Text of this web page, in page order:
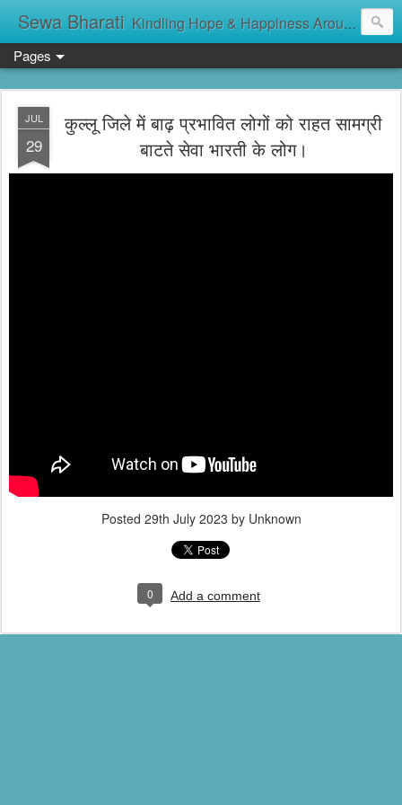
Sewa Bharati Kindling Hope & Happiness Around सेवा भारती சேவாபாரதி సేవా భారతి സേവാഭാരതി સેવા ભારતી সেবা ভাঁরাটি
Pages
JUL
29
कुल्लू जिले में बाढ़ प्रभावित लोगों को राहत सामग्री
बाटते सेवा भारती के लोग।
Posted 29th July 2023 by Unknown
0 Add a comment